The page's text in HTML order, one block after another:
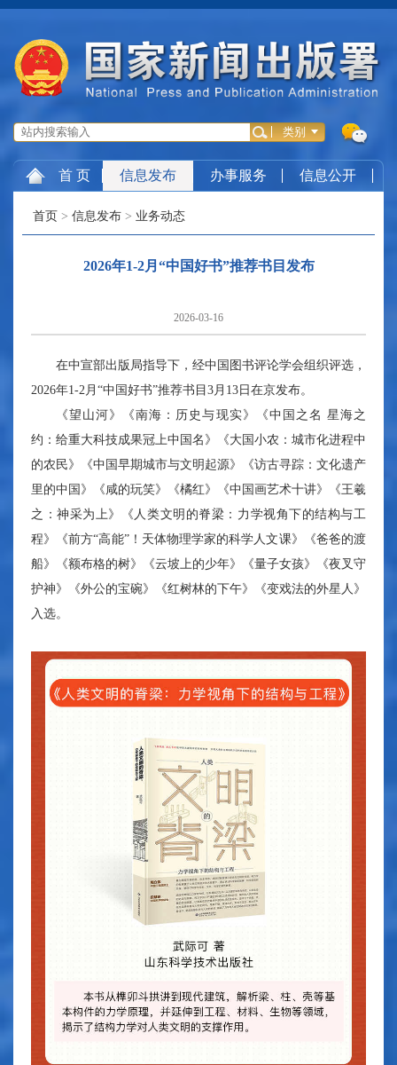
首 页 信息发布 办事服务 信息公开
首页 > 信息发布 > 业务动态
2026年1-2月“中国好书”推荐书目发布
2026-03-16
在中宣部出版局指导下，经中国图书评论学会组织评选，
2026年1-2月“中国好书”推荐书目3月13日在京发布。
《望山河》《南海：历史与现实》《中国之名 星海之
约：给重大科技成果冠上中国名》《大国小农：城市化进程中
的农民》《中国早期城市与文明起源》《访古寻踪：文化遗产
里的中国》《咸的玩笑》《橘红》《中国画艺术十讲》《王羲
之：神采为上》《人类文明的脊梁：力学视角下的结构与工
程》《前方“高能”！天体物理学家的科学人文课》《爸爸的渡
船》《额布格的树》《云坡上的少年》《量子女孩》《夜叉守
护神》《外公的宝碗》《红树林的下午》《变戏法的外星人》
入选。